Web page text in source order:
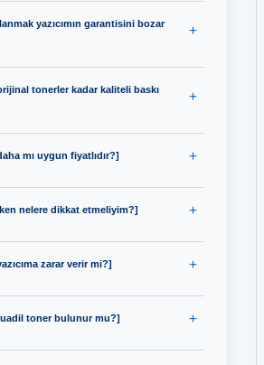
yazıcımın garantisini bozar
tonerler kadar kaliteli baskı
mı uygun fiyatlıdır?]
nelere dikkat etmeliyim?]
zarar verir mi?]
toner bulunur mu?]